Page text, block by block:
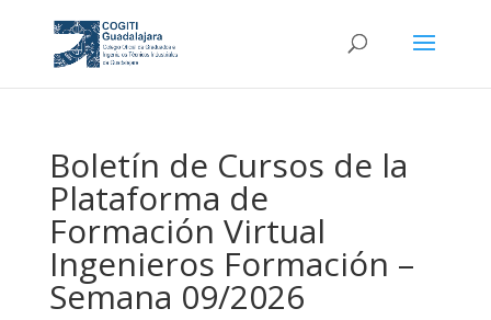
Boletín de Cursos de la
Plataforma de
Formación Virtual
Ingenieros Formación –
Semana 09/2026